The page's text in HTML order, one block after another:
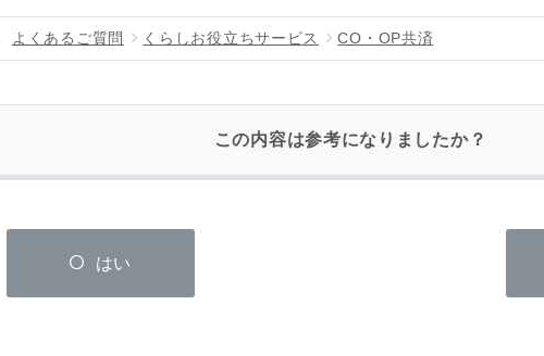
よくあるご質問 くらしお役立ちサービス CO・OP共済
この内容は参考になりましたか？
はい